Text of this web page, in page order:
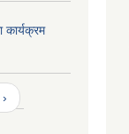
कार्यक्रम